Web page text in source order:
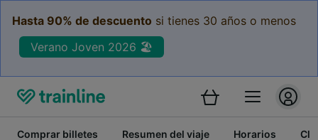
Hasta 90% de descuento si tienes 30 años o menos
Verano Joven 2026 🏖️
Comprar billetes Resumen del viaje Horarios